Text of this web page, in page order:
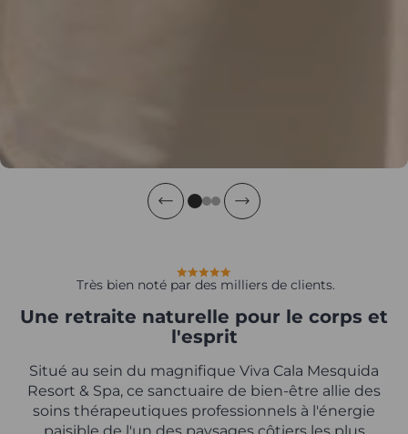
Très bien noté par des milliers de clients.
Une retraite naturelle pour le corps et
l'esprit
Situé au sein du magnifique Viva Cala Mesquida
Resort & Spa, ce sanctuaire de bien-être allie des
soins thérapeutiques professionnels à l'énergie